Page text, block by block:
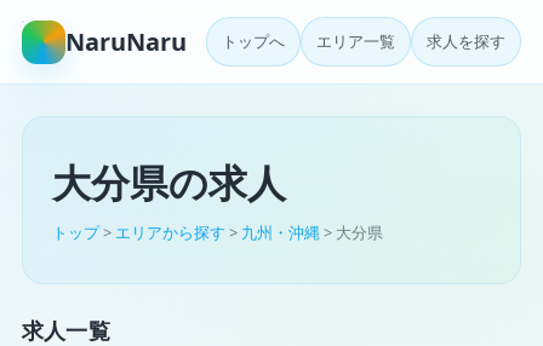
NaruNaru トップへ エリア一覧 求人を探す
大分県の求人
トップ> エリアから探す > 九州・沖縄> 大分県
求人一覧